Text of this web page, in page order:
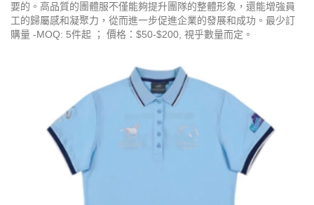
要的。高品質的團體服不僅能夠提升團隊的整體形象，還能增強員
工的歸屬感和凝聚力，從而進一步促進企業的發展和成功。最少訂
購量 -MOQ: 5件起 ； 價格：$50-$200, 視乎數量而定。